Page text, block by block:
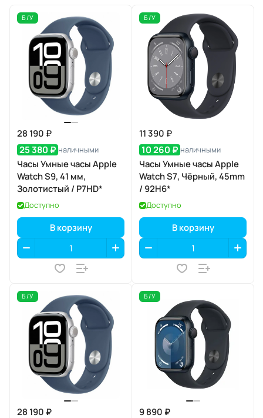
Б/У
28 190 ₽
25 380 ₽ наличными
Часы Умные часы Apple
Watch S9, 41 мм,
Золотистый / P7HD*
Доступно
В корзину
Б/У
11 390 ₽
10 260 ₽ наличными
Часы Умные часы Apple
Watch S7, Чёрный, 45mm
/ 92H6*
Доступно
В корзину
Б/У
28 190 ₽
Б/У
9 890 ₽